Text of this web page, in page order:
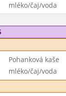
mléko/čaj/voda
Pohanková kaše
mléko/čaj/voda